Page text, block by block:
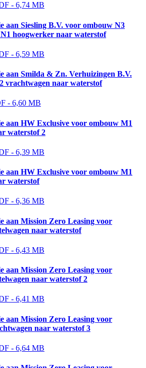
- 6,74 MB
aan Siesling B.V. voor ombouw N3
hoogwerker naar waterstof
- 6,59 MB
aan Smilda & Zn. Verhuizingen B.V.
vrachtwagen naar waterstof
- 6,60 MB
aan HW Exclusive voor ombouw M1
waterstof 2
- 6,39 MB
aan HW Exclusive voor ombouw M1
waterstof
- 6,36 MB
aan Mission Zero Leasing voor
naar waterstof
- 6,43 MB
aan Mission Zero Leasing voor
naar waterstof 2
- 6,41 MB
aan Mission Zero Leasing voor
naar waterstof 3
- 6,64 MB